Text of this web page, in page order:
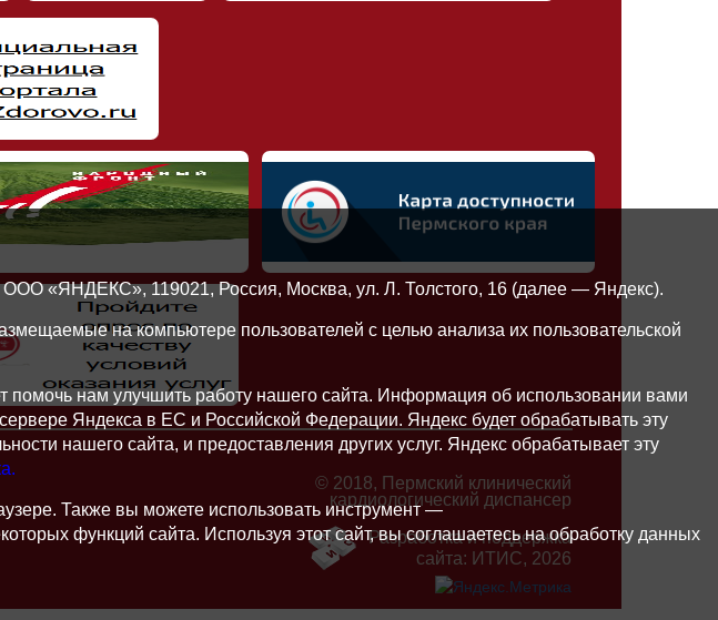
© 2018, Пермский клинический
кардиологический диспансер
Разработка и поддержка
сайта: ИТИС, 2026
ООО «ЯНДЕКС», 119021, Россия, Москва, ул. Л. Толстого, 16 (далее — Яндекс).
на компьютере пользователей с целью анализа их пользовательской
нам улучшить работу нашего сайта. Информация об использовании вами
Яндекса в ЕС и Российской Федерации. Яндекс будет обрабатывать эту
нашего сайта, и предоставления других услуг. Яндекс обрабатывает эту
Также вы можете использовать инструмент —
функций сайта. Используя этот сайт, вы соглашаетесь на обработку данных